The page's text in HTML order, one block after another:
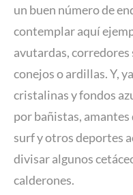
un buen número de
contemplar aquí
avutardas, corredores
conejos o ardillas. Y,
cristalinas y fondos
por bañistas,
surf y otros deportes
divisar algunos
calderones.